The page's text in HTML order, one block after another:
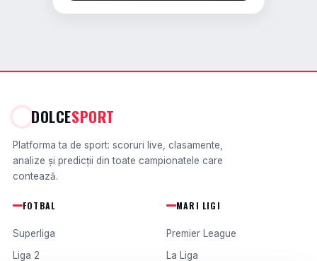
DOLCESPORT
Platforma ta de sport: scoruri live, clasamente,
analize și predicții din toate campionatele care
contează.
FOTBAL
Superliga
Liga 2
MARI LIGI
Premier League
La Liga